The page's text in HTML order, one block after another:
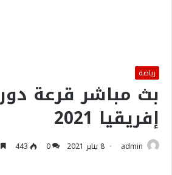
رياضة
بث مباشر قرعة
إفريقيا 2021
admin 8 يناير 2021 0
443